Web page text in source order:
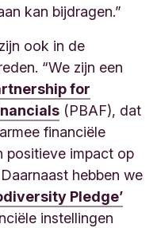
kan bijdragen.”
ook in de
“We zijn een
for
(PBAF), dat
financiële
positieve impact op
hebben we
Pledge’
instellingen